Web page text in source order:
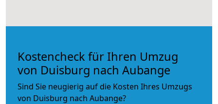
Kostencheck für Ihren Umzug
von Duisburg nach Aubange
Sind Sie neugierig auf die Kosten Ihres Umzugs
von Duisburg nach Aubange?